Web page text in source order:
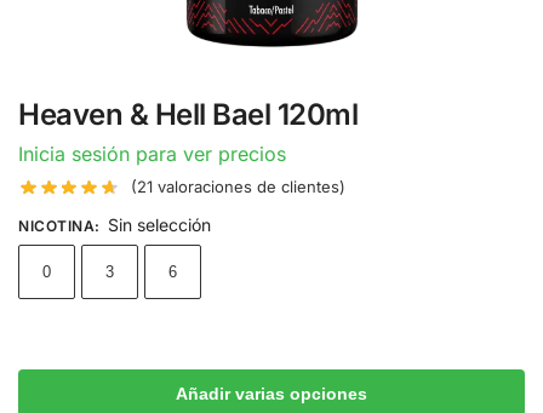
Heaven & Hell Bael 120ml
Inicia sesión para ver precios
(21 valoraciones de clientes)
NICOTINA: Sin selección
0 3 6
Añadir varias opciones